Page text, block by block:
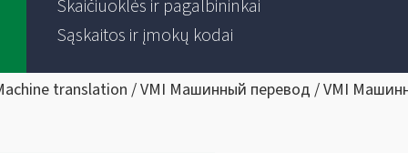
Skaičiuoklės ir pagalbininkai
Sąskaitos ir įmokų kodai
translation / VMI Машинный перевод / VMI